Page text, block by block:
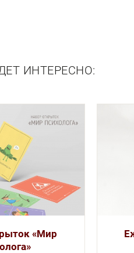
ИНТЕРЕСНО:
«Мир